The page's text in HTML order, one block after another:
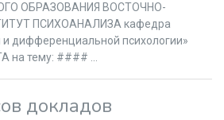
ОБРАЗОВАНИЯ ВОСТОЧНО-
ПСИХОАНАЛИЗА кафедра
дифференциальной психологии»
тему: #### ...
докладов